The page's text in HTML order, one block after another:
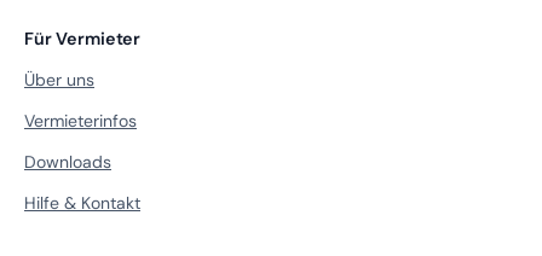
Für Vermieter
Über uns
Vermieterinfos
Downloads
Hilfe & Kontakt